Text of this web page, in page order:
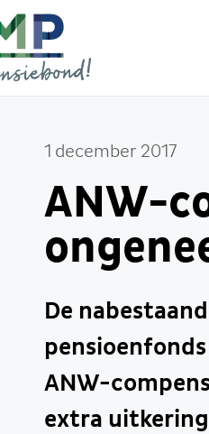
1 december 2017
ANW-
De
ANW-
extra